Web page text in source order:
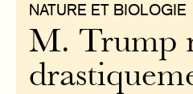
NATURE ET BIOLOGIE
M. Trump